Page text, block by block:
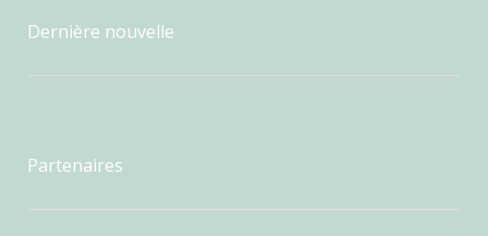
Dernière nouvelle
Partenaires